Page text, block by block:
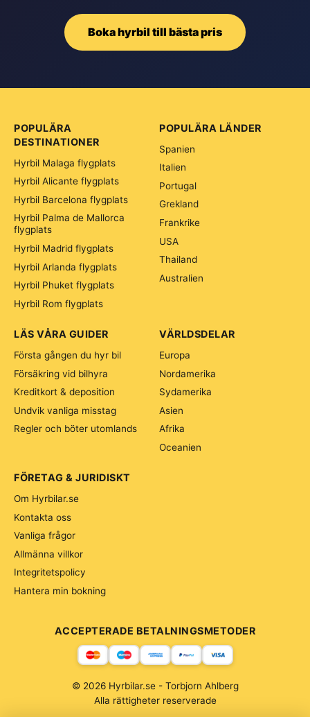
Boka hyrbil till bästa pris
POPULÄRA
DESTINATIONER
Hyrbil Malaga flygplats
Hyrbil Alicante flygplats
Hyrbil Barcelona flygplats
Hyrbil Palma de Mallorca
flygplats
Hyrbil Madrid flygplats
Hyrbil Arlanda flygplats
Hyrbil Phuket flygplats
Hyrbil Rom flygplats
POPULÄRA LÄNDER
Spanien
Italien
Portugal
Grekland
Frankrike
USA
Thailand
Australien
VÄRLDSDELAR
Europa
Nordamerika
Sydamerika
Asien
Afrika
Oceanien
LÄS VÅRA GUIDER
Första gången du hyr bil
Försäkring vid bilhyra
Kreditkort & deposition
Undvik vanliga misstag
Regler och böter utomlands
FÖRETAG & JURIDISKT
Om Hyrbilar.se
Kontakta oss
Vanliga frågor
Allmänna villkor
Integritetspolicy
Hantera min bokning
ACCEPTERADE BETALNINGSMETODER
© 2026 Hyrbilar.se - Torbjorn Ahlberg
Alla rättigheter reserverade